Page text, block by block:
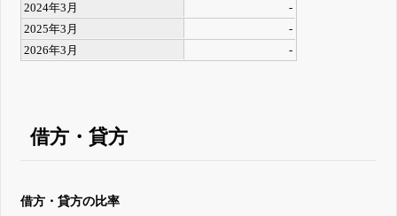
2024年3月
-
2025年3月
-
2026年3月
-
借方・貸方
借方・貸方の比率